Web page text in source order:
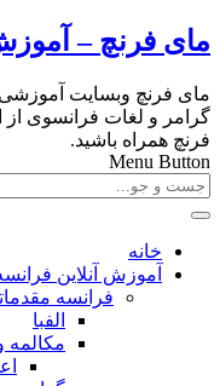
مای فرنچ –
مای فرنچ وبسایت
گرامر و لغات فرانسوی از
فرنچ همراه باشید.
Menu Button
خانه
آموزش آنلاین
فرانسه
الفبا
مکالمه